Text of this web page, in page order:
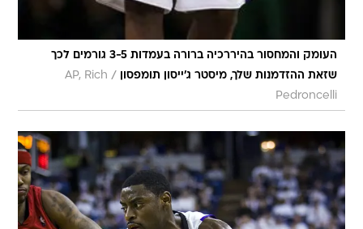
שזאת ההזדמנות שלך, מיסטר ג'ייסון תומפסון
Pedroncelli